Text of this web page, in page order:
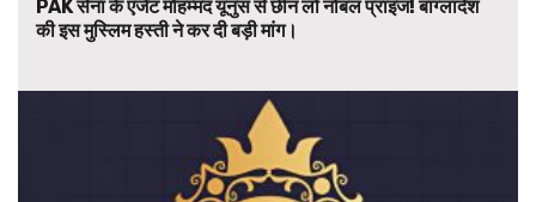
PAK सेना के एजेंट मोहम्मद यूनुस से छीन लो नोबल प्राइज! बांग्लादेश
की इस मुस्लिम हस्ती ने कर दी बड़ी मांग।